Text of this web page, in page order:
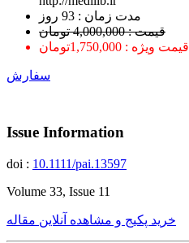
ﻣﺪﺕ ﺯﻣﺎﻥ : 93 ﺭﻭﺯ
قیمت : 4,000,000 تومان
قیمت ویژه : 1,750,000تومان
سفارش
Issue Information
doi : 10.1111/pai.13597
Volume 33, Issue 11
خرید پکیج و مشاهده آنلاین مقاله